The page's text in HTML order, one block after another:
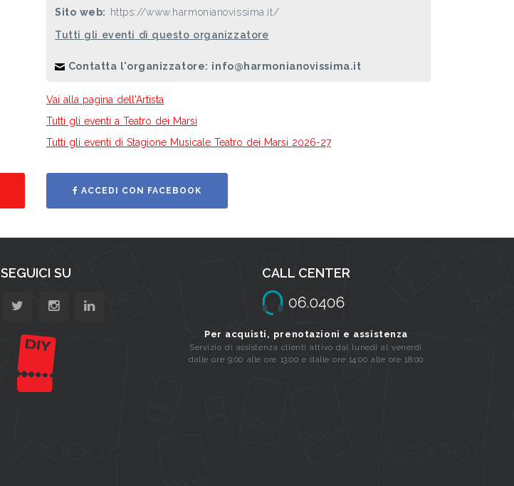
Sito web:
https://www.harmonianovissima.it/
Tutti gli eventi di questo organizzatore
Contatta l'organizzatore: info@harmonianovissima.it
Vai alla pagina dell'Artista
Tutti gli eventi a Teatro dei Marsi
Tutti gli eventi di Stagione Musicale Teatro dei Marsi 2026-27
ACCEDI CON FACEBOOK
SEGUICI SU CALL CENTER
Per acquisti, prenotazioni e assistenza
Servizio di assistenza clienti attivo dal lunedi al venerdi
dalle ore 9:00 alle ore 13:00 e dalle ore 14:00 alle ore 18:00